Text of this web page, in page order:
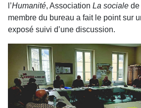
l’Humanité, Association La sociale de
membre du bureau a fait le point sur
exposé suivi d’une discussion.